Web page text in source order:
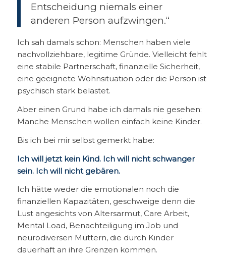
Entscheidung niemals einer
anderen Person aufzwingen.“
Ich sah damals schon: Menschen haben viele
nachvollziehbare, legitime Gründe. Vielleicht fehlt
eine stabile Partnerschaft, finanzielle Sicherheit,
eine geeignete Wohnsituation oder die Person ist
psychisch stark belastet.
Aber einen Grund habe ich damals nie gesehen:
Manche Menschen wollen einfach keine Kinder.
Bis ich bei mir selbst gemerkt habe:
Ich will jetzt kein Kind. Ich will nicht schwanger
sein. Ich will nicht gebären.
Ich hätte weder die emotionalen noch die
finanziellen Kapazitäten, geschweige denn die
Lust angesichts von Altersarmut, Care Arbeit,
Mental Load, Benachteiligung im Job und
neurodiversen Müttern, die durch Kinder
dauerhaft an ihre Grenzen kommen.